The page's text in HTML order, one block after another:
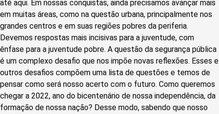
até aqui. Em nossas conquistas, ainda precisamos avançar mais
em muitas áreas, como na questão urbana, principalmente nos
grandes centros e em suas regiões pobres da periferia.
Devemos respostas mais incisivas para a juventude, com
ênfase para a juventude pobre. A questão da segurança pública
é um complexo desafio que nos impõe novas reflexões. Esses e
outros desafios compõem uma lista de questões e temos de
pensar como será nosso acerto com o futuro. Como queremos
chegar a 2022, ano do bicentenário de nossa independência, da
formação de nossa nação? Desse modo, sabendo que nosso